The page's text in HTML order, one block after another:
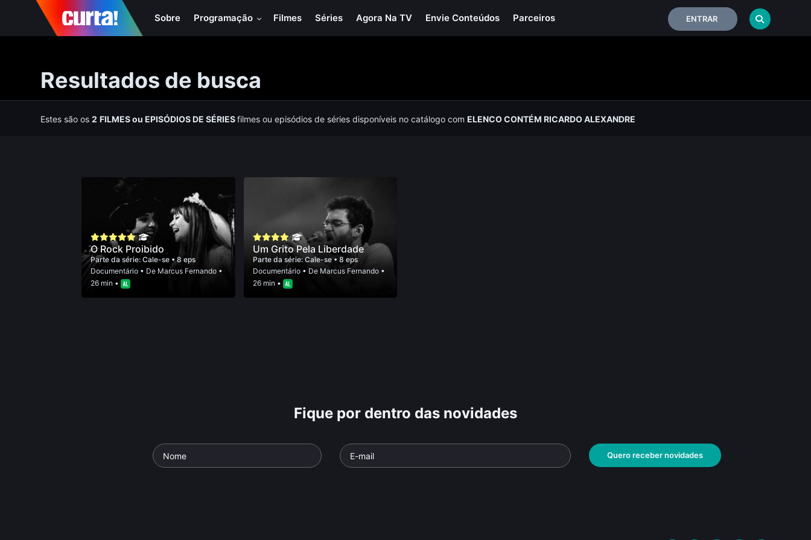
Sobre Programação Filmes Séries Agora Na TV Envie Conteúdos Parceiros ENTRAR
Resultados de busca
Estes são os2 FILMESou EPISÓDIOS DE SÉRIESfilmes ou episódios de séries disponíveis no catálogo comELENCO CONTÉM RICARDO ALEXANDRE
O Rock Proibido
Parte da série: Cale-se • 8 eps
Documentário• De Marcus Fernando•
26 min •
Um Grito Pela Liberdade
Parte da série:Cale-se • 8 eps
Documentário• De Marcus Fernando•
26 min •
Fique por dentro das novidades
Quero receber novidades